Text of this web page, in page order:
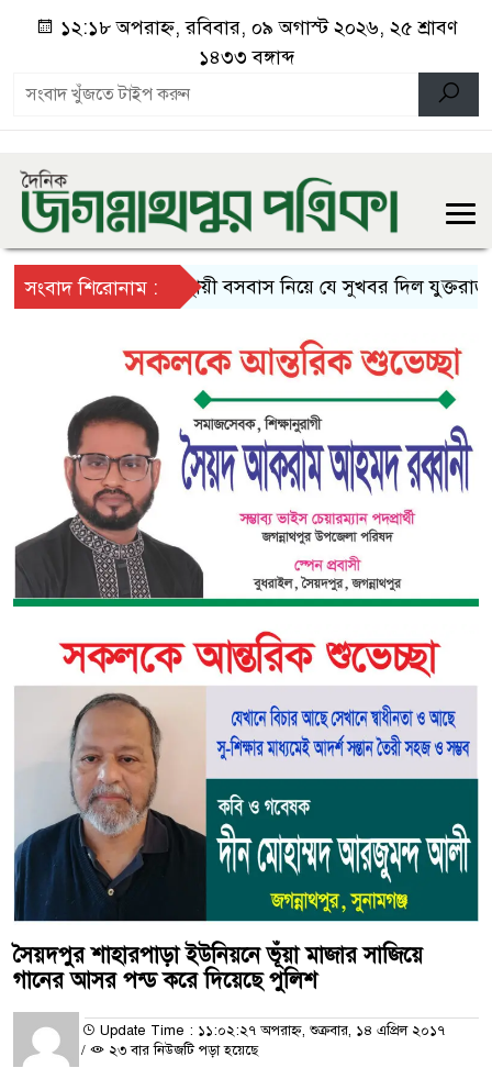
১২:১৮ অপরাহ্ন, রবিবার, ০৯ অগাস্ট ২০২৬, ২৫ শ্রাবণ
১৪৩৩ বঙ্গাব্দ
সংবাদ শিরোনাম :স্থায়ী বসবাস নিয়ে যে সুখবর দিল যুক্তরাজ্য
সৈয়দপুর শাহারপাড়া ইউনিয়নে ভূঁয়া মাজার সাজিয়ে
গানের আসর পন্ড করে দিয়েছে পুলিশ
Update Time : ১১:০২:২৭ অপরাহ্ন, শুক্রবার, ১৪ এপ্রিল ২০১৭
/
২৩ বার নিউজটি পড়া হয়েছে